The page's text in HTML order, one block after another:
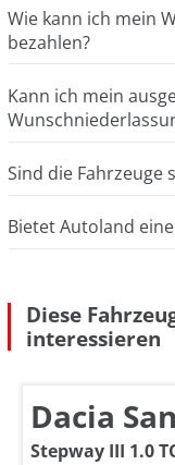
Wie kann ich mein
bezahlen?
Kann ich mein
Sind die Fahrzeuge
Bietet Autoland
Diese
interessieren
Dacia
Stepway III 1.0